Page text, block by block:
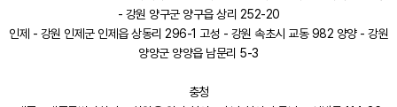
- 강원 양구군 양구읍 상리 252-20
인제 - 강원 인제군 인제읍 상동리 296-1 고성 - 강원 속초시 교동 982 양양 - 강원
양양군 양양읍 남문리 5-3
충청